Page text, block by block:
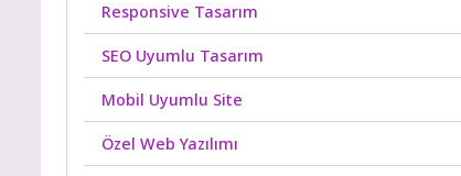
Responsive Tasarım
SEO Uyumlu Tasarım
Mobil Uyumlu Site
Özel Web Yazılımı